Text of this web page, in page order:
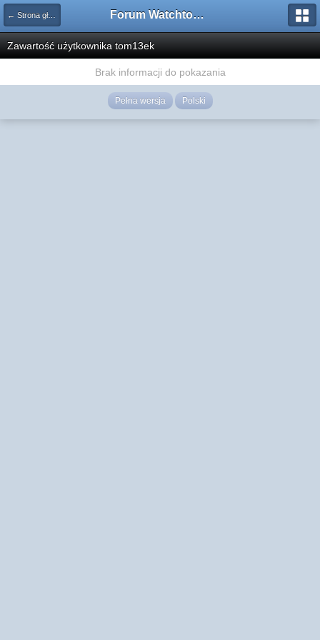
← Strona główna Forum Watchtower
Zawartość użytkownika tom13ek
Brak informacji do pokazania
Pełna wersja Polski